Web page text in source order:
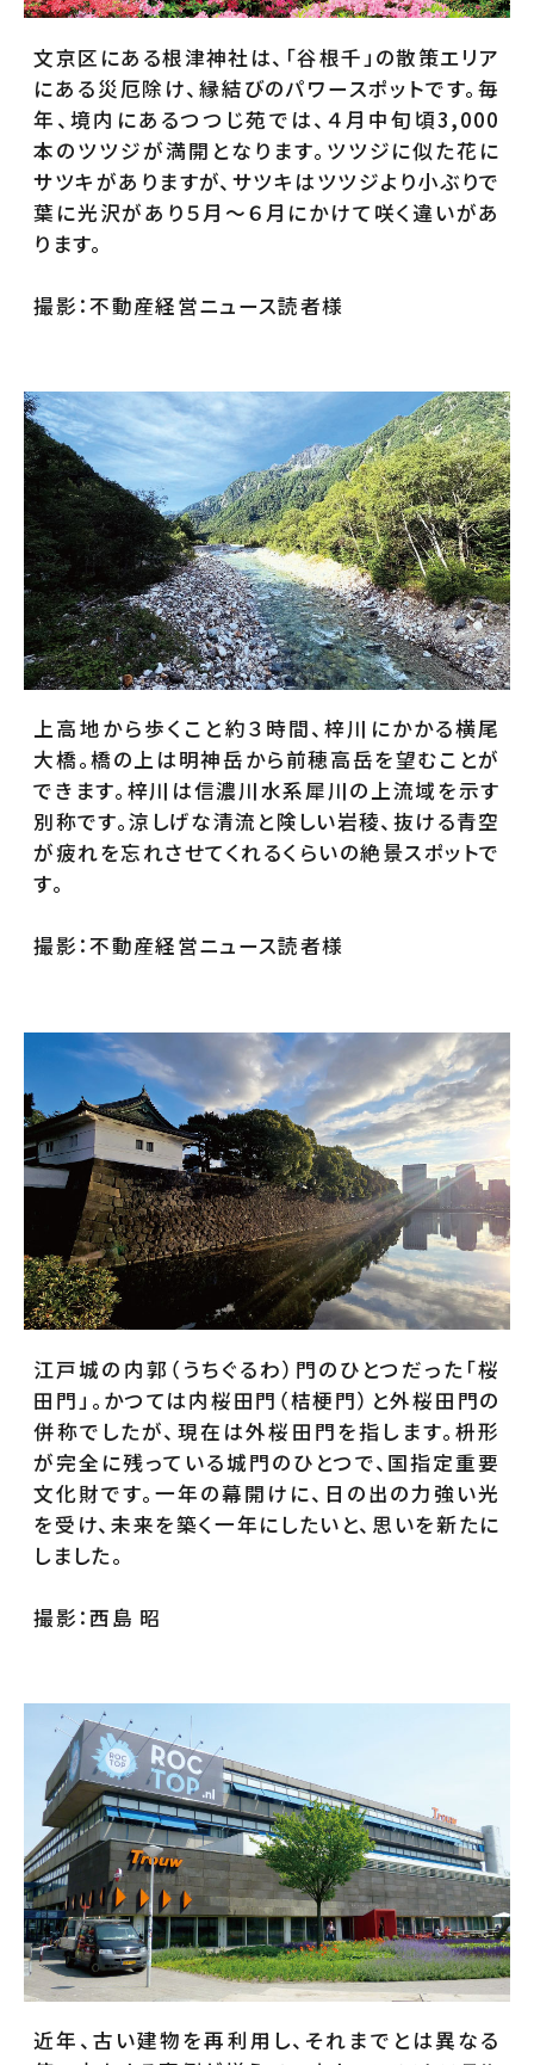
文京区にある根津神社は、「谷根千」の散策エリア
にある災厄除け、縁結びのパワースポットです。毎
年、境内にあるつつじ苑では、４月中旬頃3,000
本のツツジが満開となります。ツツジに似た花に
サツキがありますが、サツキはツツジより小ぶりで
葉に光沢があり５月～６月にかけて咲く違いがあ
ります。
撮影：不動産経営ニュース読者様
上高地から歩くこと約３時間、梓川にかかる横尾
大橋。橋の上は明神岳から前穂高岳を望むことが
できます。梓川は信濃川水系犀川の上流域を示す
別称です。涼しげな清流と険しい岩稜、抜ける青空
が疲れを忘れさせてくれるくらいの絶景スポットで
す。
撮影：不動産経営ニュース読者様
江戸城の内郭（うちぐるわ）門のひとつだった「桜
田門」。かつては内桜田門（桔梗門）と外桜田門の
併称でしたが、現在は外桜田門を指します。枡形
が完全に残っている城門のひとつで、国指定重要
文化財です。一年の幕開けに、日の出の力強い光
を受け、未来を築く一年にしたいと、思いを新たに
しました。
撮影：西島 昭
近年、古い建物を再利用し、それまでとは異なる